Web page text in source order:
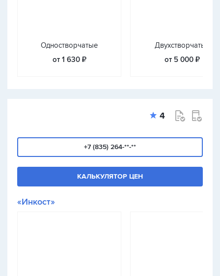
Одностворчатые
от 1 630 ₽
Двухстворчатые
от 5 000 ₽
4
+7 (835) 264-**-**
КАЛЬКУЛЯТОР ЦЕН
«Инкост»